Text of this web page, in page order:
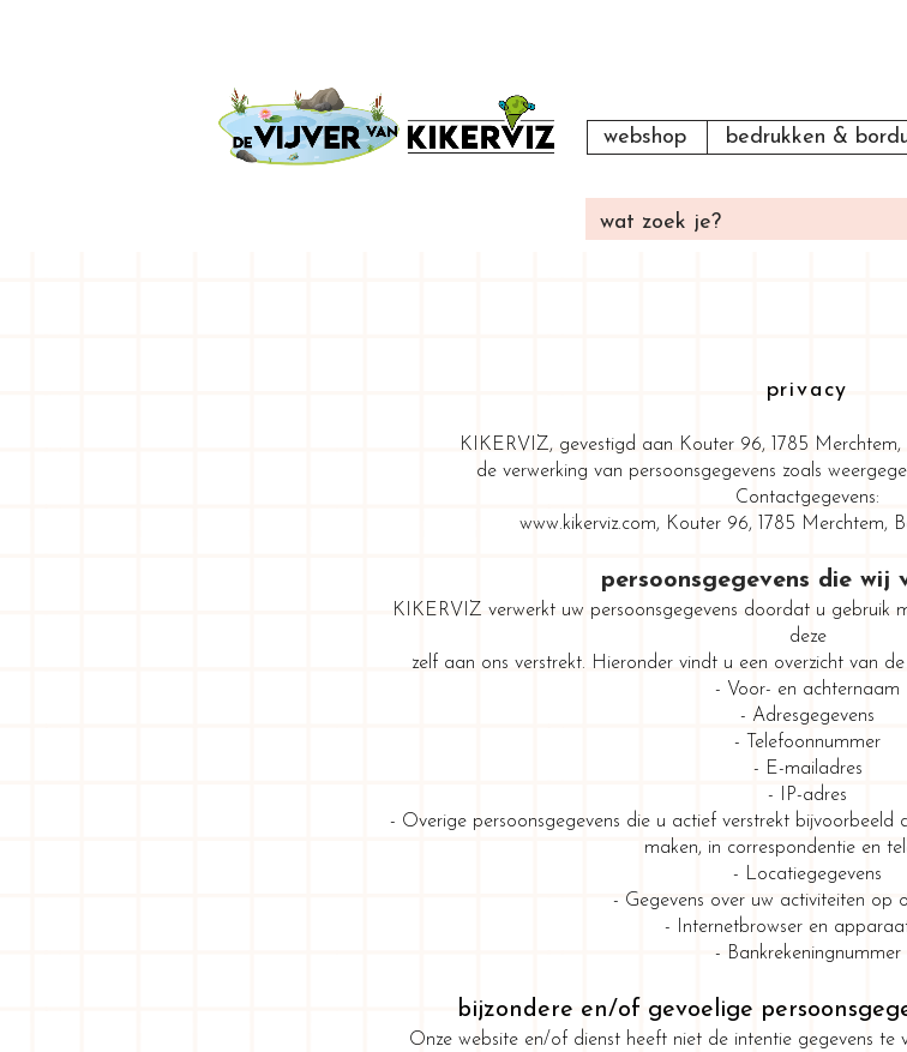
webshop bedrukken &
privacy
KIKERVIZ, gevestigd aan Kouter 96, 1785 Merchtem,
de verwerking van persoonsgegevens zoals
Contactgegevens:
www.kikerviz.com, Kouter 96, 1785 Merchtem,
persoonsgegevens die wij
KIKERVIZ verwerkt uw persoonsgegevens doordat u gebruik
deze
zelf aan ons verstrekt. Hieronder vindt u een overzicht van
- Voor- en achternaam
- Adresgegevens
- Telefoonnummer
- E-mailadres
- IP-adres
- Overige persoonsgegevens die u actief verstrekt
maken, in correspondentie en
- Locatiegegevens
- Gegevens over uw activiteiten op
- Internetbrowser en
- Bankrekeningnummer
bijzondere en/of gevoelige
Onze website en/of dienst heeft niet de intentie gegevens te